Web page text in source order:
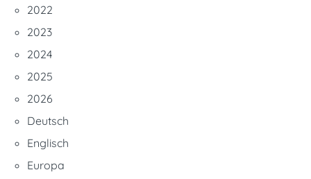
2022
2023
2024
2025
2026
Deutsch
Englisch
Europa